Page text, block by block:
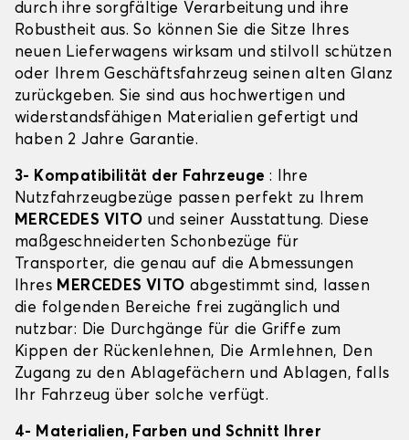
durch ihre sorgfältige Verarbeitung und ihre
Robustheit aus. So können Sie die Sitze Ihres
neuen Lieferwagens wirksam und stilvoll schützen
oder Ihrem Geschäftsfahrzeug seinen alten Glanz
zurückgeben. Sie sind aus hochwertigen und
widerstandsfähigen Materialien gefertigt und
haben 2 Jahre Garantie.
3- Kompatibilität der Fahrzeuge : Ihre
Nutzfahrzeugbezüge passen perfekt zu Ihrem
MERCEDES VITO und seiner Ausstattung. Diese
maßgeschneiderten Schonbezüge für
Transporter, die genau auf die Abmessungen
Ihres MERCEDES VITO abgestimmt sind, lassen
die folgenden Bereiche frei zugänglich und
nutzbar: Die Durchgänge für die Griffe zum
Kippen der Rückenlehnen, Die Armlehnen, Den
Zugang zu den Ablagefächern und Ablagen, falls
Ihr Fahrzeug über solche verfügt.
4- Materialien, Farben und Schnitt Ihrer